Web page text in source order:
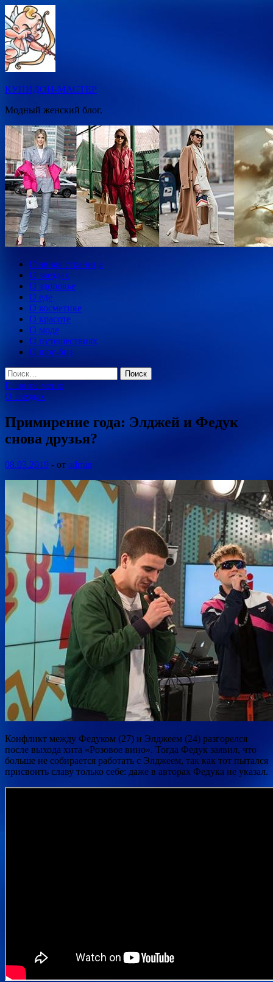
Перейти
к
содержимому
КУПИДОН-МАСТЕР
Модный женский блог.
Главная страница
О звездах
О здоровье
О еде
О косметике
О красоте
О моде
О путешествиях
О шоу-биз
Найти:
Главное меню
О звездах
Примирение года: Элджей и Федук
снова друзья?
08.03.2019 - от admin
Конфликт между Федуком (27) и Элджеем (24) разгорелся
после выхода хита «Розовое вино». Тогда Федук заявил, что
больше не собирается работать с Элджеем, так как тот пытался
присвоить славу только себе: даже в авторах Федука не указал.